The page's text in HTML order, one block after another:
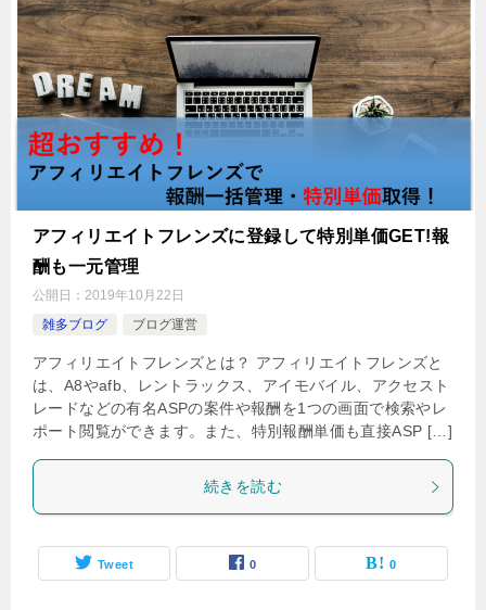
アフィリエイトフレンズに登録して特別単価GET!報
酬も一元管理
公開日： 2019年10月22日
雑多ブログ
ブログ運営
アフィリエイトフレンズとは？ アフィリエイトフレンズと
は、A8やafb、レントラックス、アイモバイル、アクセスト
レードなどの有名ASPの案件や報酬を1つの画面で検索やレ
ポート閲覧ができます。また、特別報酬単価も直接ASP […]
続きを読む
Tweet 0 0